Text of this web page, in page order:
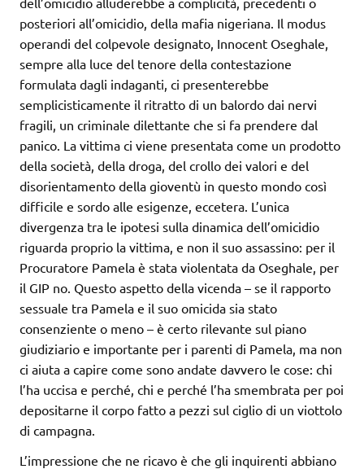
posteriori all’omicidio, della mafia nigeriana. Il modus
operandi del colpevole designato, Innocent Oseghale,
sempre alla luce del tenore della contestazione
formulata dagli indaganti, ci presenterebbe
semplicisticamente il ritratto di un balordo dai nervi
fragili, un criminale dilettante che si fa prendere dal
panico. La vittima ci viene presentata come un prodotto
della società, della droga, del crollo dei valori e del
disorientamento della gioventù in questo mondo così
difficile e sordo alle esigenze, eccetera. L’unica
divergenza tra le ipotesi sulla dinamica dell’omicidio
riguarda proprio la vittima, e non il suo assassino: per il
Procuratore Pamela è stata violentata da Oseghale, per
il GIP no. Questo aspetto della vicenda – se il rapporto
sessuale tra Pamela e il suo omicida sia stato
consenziente o meno – è certo rilevante sul piano
giudiziario e importante per i parenti di Pamela, ma non
ci aiuta a capire come sono andate davvero le cose: chi
l’ha uccisa e perché, chi e perché l’ha smembrata per poi
depositarne il corpo fatto a pezzi sul ciglio di un viottolo
di campagna.
L’impressione che ne ricavo è che gli inquirenti abbiano